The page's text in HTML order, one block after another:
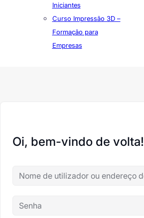
Iniciantes
Curso Impressão 3D –
Formação para
Empresas
Oi, bem-vindo de volta!